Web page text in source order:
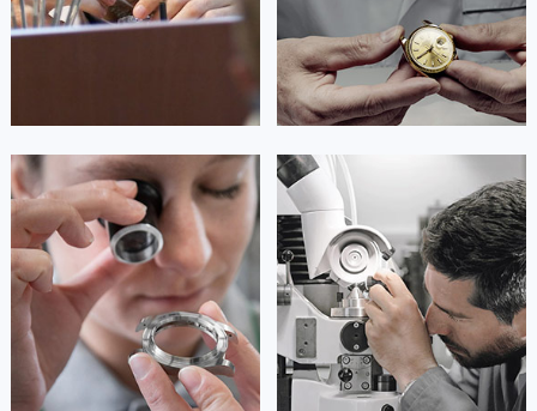
福建省厦门市思明区湖滨东路95号万象城华润大厦B座11层1104室卡地亚售后服务中心（需提前预约）
广东省潮州市潮安区新风路与潮汕路交汇处卡地亚售后服务中心（需提前预约）
广东省广州市天河区天河路230号万菱汇国际中心A塔7层704室卡地亚售后服务中心（需提前预约）
广东省广州市越秀区环市东路371-375号世界贸易中心大厦南塔15层1507室卡地亚售后服务中心（需提前预约）
广东省河源市源城区越王大道卡地亚售后服务中心（需提前预约）
广东省惠州市惠城区江北文昌一路7号华贸大厦1座30层3005室卡地亚售后服务中心（需提前预约）
广东省江门市蓬江区广场西路卡地亚售后服务中心（需提前预约）
广东省揭阳市榕城进贤门步行街卡地亚售后服务中心（需提前预约）
广东省茂名市电白区水东街道迎宾大道卡地亚售后服务中心（需提前预约）
广东省梅州市梅江区金燕大道卡地亚售后服务中心（需提前预约）
广东省清远市清城区湖西路卡地亚售后服务中心（需提前预约）
广东省汕头市龙湖区长平路卡地亚售后服务中心（需提前预约）
 广州卡地亚维修  深圳卡地亚维修
安尼塔·阿普里尔
资深卡地亚技师
是卡地亚手表售后服务中心
(卡地亚保养中心)
的高级技师之一
Tianjin Cartier Maintain center
 天津卡地亚维修
贝亚特·布兰奇
资深卡地亚技师
是卡地亚手表售后服务中心
(卡地亚保养中心)
的高级技师之一
Nanjing Cartier Maintain center
 上海卡地亚维修